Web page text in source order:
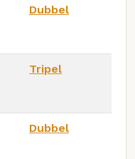
Dubbel
Tripel
Dubbel